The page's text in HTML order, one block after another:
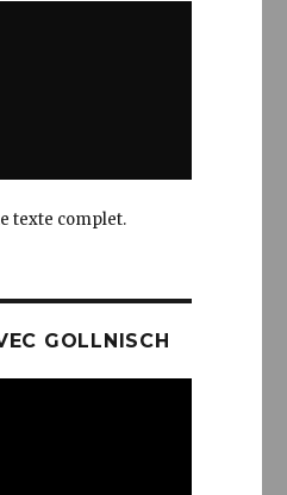
texte complet.
GOLLNISCH